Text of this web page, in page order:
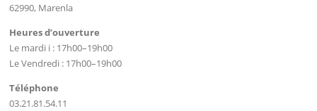
62990, Marenla
Heures d’ouverture
Le mardi i : 17h00–19h00
Le Vendredi : 17h00–19h00
Téléphone
03.21.81.54.11